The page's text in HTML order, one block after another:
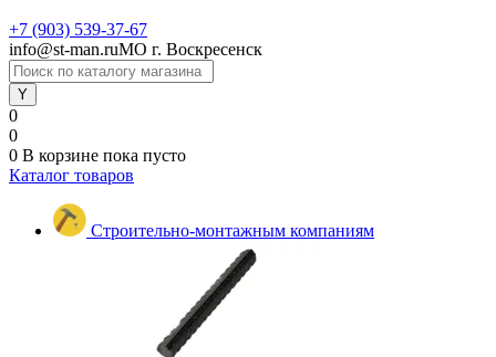
+7 (903) 539-37-67
info@st-man.ruМО г. Воскресенск
0
0
0 В корзине пока пусто
Каталог товаров
Строительно-монтажным компаниям